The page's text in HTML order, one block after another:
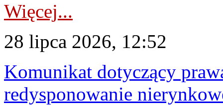
Więcej...
28 lipca 2026, 12:52
Komunikat dotyczący
redysponowanie